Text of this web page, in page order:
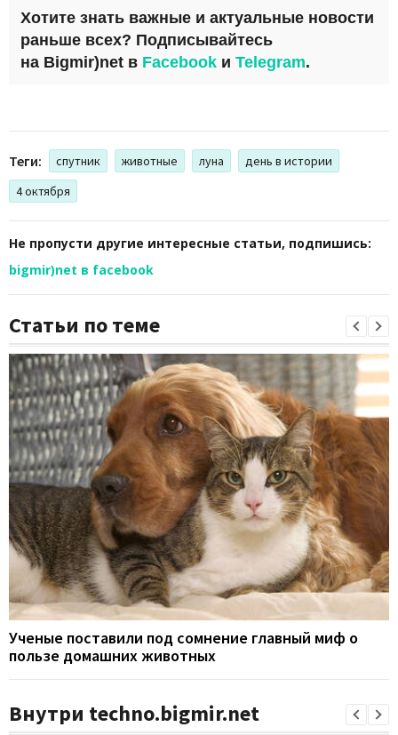
Хотите знать важные и актуальные новости
раньше всех? Подписывайтесь
на Bigmir)net в Facebook и Telegram.
Теги: спутник животные луна
день в истории
4 октября
Не пропусти другие интересные статьи, подпишись:
bigmir)net в facebook
Статьи по теме
Ученые поставили под сомнение главный миф о
пользе домашних животных
Внутри techno.bigmir.net